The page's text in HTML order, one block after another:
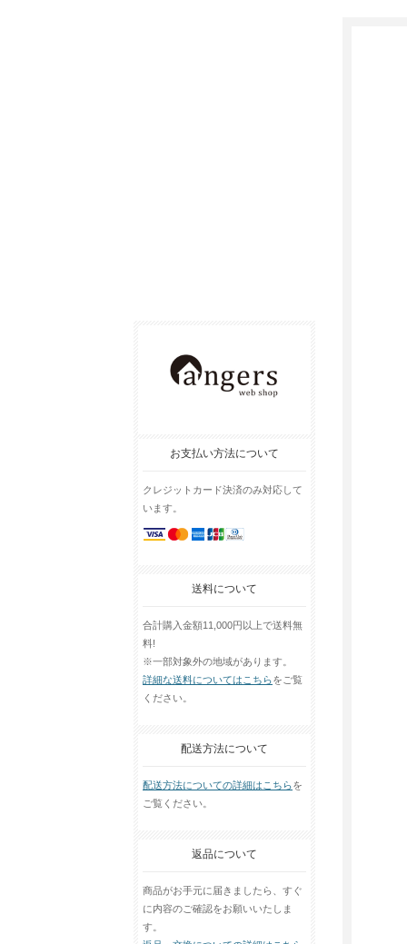
お支払い方法について
クレジットカード決済のみ対応して
います。
送料について
合計購入金額11,000円以上で送料無
料!
※一部対象外の地域があります。
詳細な送料についてはこちらをご覧
ください。
配送方法について
配送方法についての詳細はこちらを
ご覧ください。
返品について
商品がお手元に届きましたら、すぐ
に内容のご確認をお願いいたしま
す。